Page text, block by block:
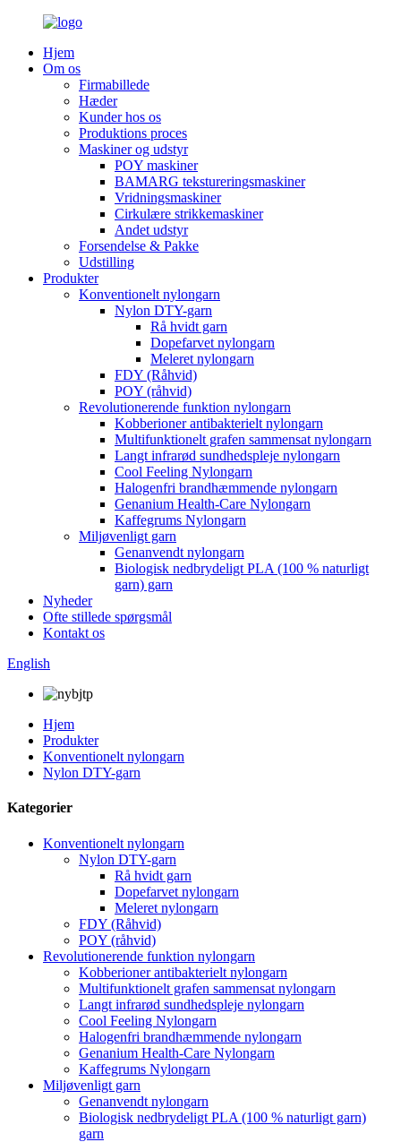
Hjem
Om os
Firmabillede
Hæder
Kunder hos os
Produktions proces
Maskiner og udstyr
POY maskiner
BAMARG tekstureringsmaskiner
Vridningsmaskiner
Cirkulære strikkemaskiner
Andet udstyr
Forsendelse & Pakke
Udstilling
Produkter
Konventionelt nylongarn
Nylon DTY-garn
Rå hvidt garn
Dopefarvet nylongarn
Meleret nylongarn
FDY (Råhvid)
POY (råhvid)
Revolutionerende funktion nylongarn
Kobberioner antibakterielt nylongarn
Multifunktionelt grafen sammensat nylongarn
Langt infrarød sundhedspleje nylongarn
Cool Feeling Nylongarn
Halogenfri brandhæmmende nylongarn
Genanium Health-Care Nylongarn
Kaffegrums Nylongarn
Miljøvenligt garn
Genanvendt nylongarn
Biologisk nedbrydeligt PLA (100 % naturligt
garn) garn
Nyheder
Ofte stillede spørgsmål
Kontakt os
English
Hjem
Produkter
Konventionelt nylongarn
Nylon DTY-garn
Kategorier
Konventionelt nylongarn
Nylon DTY-garn
Rå hvidt garn
Dopefarvet nylongarn
Meleret nylongarn
FDY (Råhvid)
POY (råhvid)
Revolutionerende funktion nylongarn
Kobberioner antibakterielt nylongarn
Multifunktionelt grafen sammensat nylongarn
Langt infrarød sundhedspleje nylongarn
Cool Feeling Nylongarn
Halogenfri brandhæmmende nylongarn
Genanium Health-Care Nylongarn
Kaffegrums Nylongarn
Miljøvenligt garn
Genanvendt nylongarn
Biologisk nedbrydeligt PLA (100 % naturligt garn)
garn